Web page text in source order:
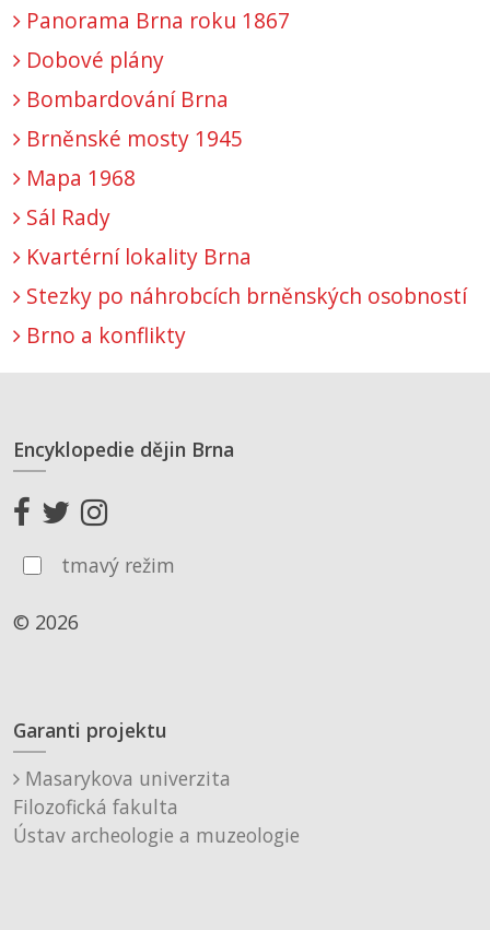
Panorama Brna roku 1867
Dobové plány
Bombardování Brna
Brněnské mosty 1945
Mapa 1968
Sál Rady
Kvartérní lokality Brna
Stezky po náhrobcích brněnských osobností
Brno a konflikty
Encyklopedie dějin Brna
tmavý režim
© 2026
Garanti projektu
Masarykova univerzita
Filozofická fakulta
Ústav archeologie a muzeologie